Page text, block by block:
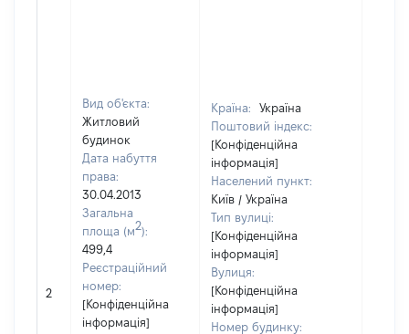
2
Вид об'єкта:
Житловий
будинок
Дата набуття
права:
30.04.2013
Загальна
площа (м2):
499,4
Реєстраційний
номер:
[Конфіденційна
інформація]
Країна:
Україна
Поштовий індекс:
[Конфіденційна
інформація]
Населений пункт:
Київ / Україна
Тип вулиці:
[Конфіденційна
інформація]
Вулиця:
[Конфіденційна
інформація]
Номер будинку: